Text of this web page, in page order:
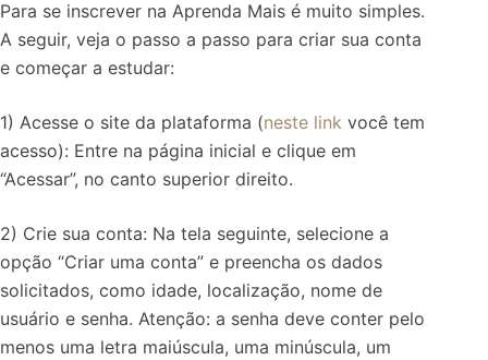
Para se inscrever na Aprenda Mais é muito simples.
A seguir, veja o passo a passo para criar sua conta
e começar a estudar:
1) Acesse o site da plataforma (neste link você tem
acesso): Entre na página inicial e clique em
“Acessar”, no canto superior direito.
2) Crie sua conta: Na tela seguinte, selecione a
opção “Criar uma conta” e preencha os dados
solicitados, como idade, localização, nome de
usuário e senha. Atenção: a senha deve conter pelo
menos uma letra maiúscula, uma minúscula, um